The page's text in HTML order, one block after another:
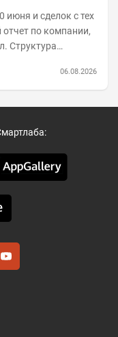
по компании,
06.08.2026